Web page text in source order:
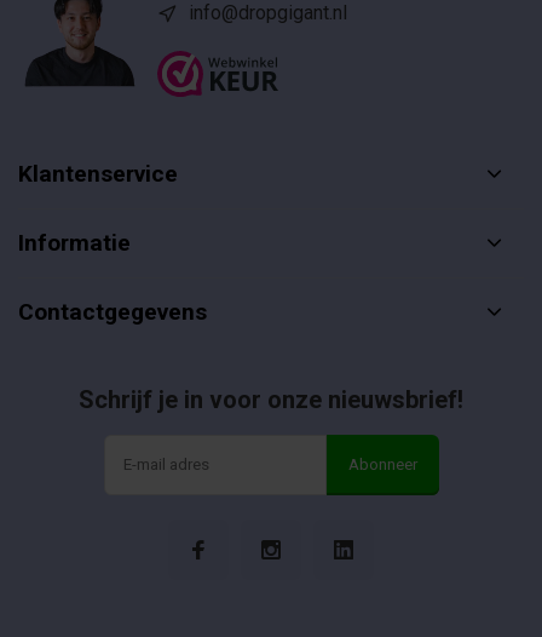
info@dropgigant.nl
Klantenservice
Informatie
Contactgegevens
Schrijf je in voor onze nieuwsbrief!
Abonneer